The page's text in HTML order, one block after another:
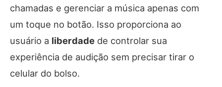
chamadas e gerenciar a música apenas com
um toque no botão. Isso proporciona ao
usuário a liberdade de controlar sua
experiência de audição sem precisar tirar o
celular do bolso.